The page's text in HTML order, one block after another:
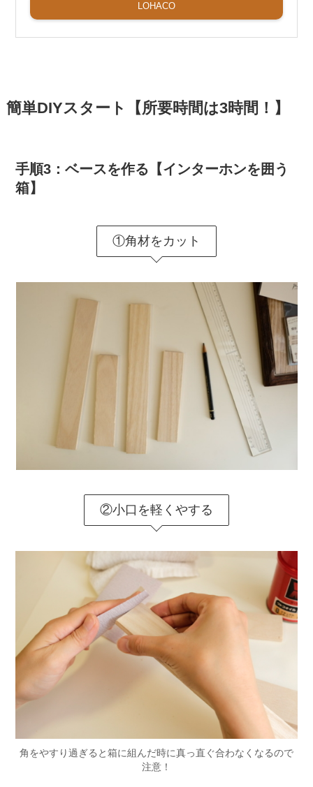
LOHACO
簡単DIYスタート【所要時間は3時間！】
手順3：ベースを作る【インターホンを囲う
箱】
①角材をカット
②小口を軽くやする
角をやすり過ぎると箱に組んだ時に真っ直ぐ合わなくなるので
注意！